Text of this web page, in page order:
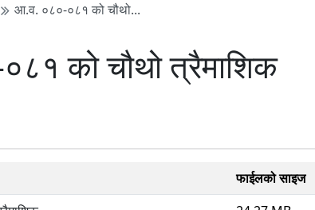
आ.व. ०८०-०८१ को चौथो...
को चौथो त्रैमाशिक
फाईलको साइज